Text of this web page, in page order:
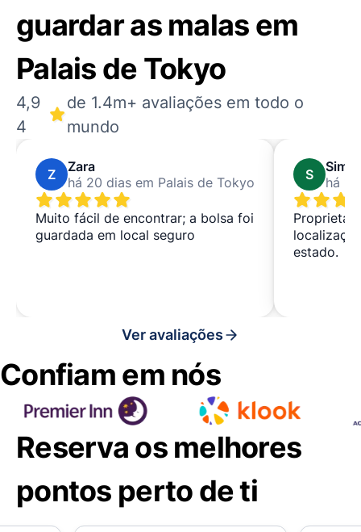
guardar as malas em
Palais de Tokyo
4,9
4
de 1.4m+ avaliações em todo o
mundo
Z
Zara
há 20 dias em Palais de Tokyo
Muito fácil de encontrar; a bolsa foi
guardada em local seguro
S
há 1
estado.
Ver avaliações
Confiam em nós
Reserva os melhores
pontos perto de ti